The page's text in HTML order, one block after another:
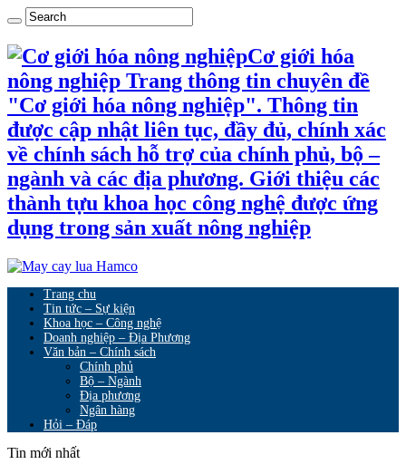
Cơ giới hóa
nông nghiệp Trang thông tin chuyên đề
"Cơ giới hóa nông nghiệp". Thông tin
được cập nhật liên tục, đầy đủ, chính xác
về chính sách hỗ trợ của chính phủ, bộ –
ngành và các địa phương. Giới thiệu các
thành tựu khoa học công nghệ được ứng
dụng trong sản xuất nông nghiệp
Trang chu
Tin tức – Sự kiện
Khoa học – Công nghệ
Doanh nghiệp – Địa Phương
Văn bản – Chính sách
Chính phủ
Bộ – Ngành
Địa phương
Ngân hàng
Hỏi – Đáp
Tin mới nhất